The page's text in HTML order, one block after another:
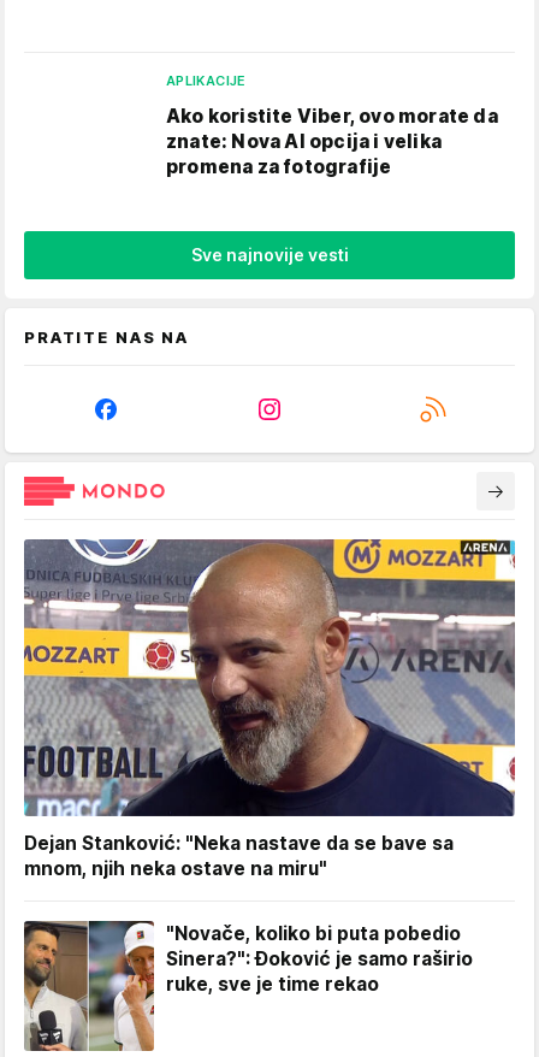
APLIKACIJE
Ako koristite Viber, ovo morate da
znate: Nova AI opcija i velika
promena za fotografije
Sve najnovije vesti
PRATITE NAS NA
Dejan Stanković: "Neka nastave da se bave sa
mnom, njih neka ostave na miru"
"Novače, koliko bi puta pobedio
Sinera?": Đoković je samo raširio
ruke, sve je time rekao